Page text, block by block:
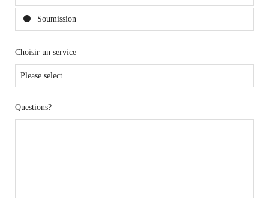
Soumission
Choisir un service
Questions?